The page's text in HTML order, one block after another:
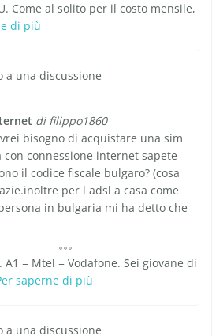
Come al solito per il costo mensile,
di più
a una discussione
di filippo1860
bisogno di acquistare una sim
connessione internet sapete
il codice fiscale bulgaro? (cosa
per l adsl a casa come
in bulgaria mi ha detto che
A1 = Mtel = Vodafone. Sei giovane di
saperne di più
a una discussione